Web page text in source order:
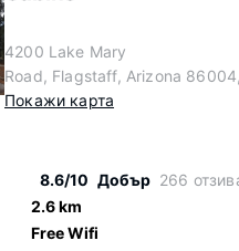
4200 Lake Mary
Road, Flagstaff, Arizona
Покажи карта
8.6/10 Добър 266
2.6 km
Free Wifi